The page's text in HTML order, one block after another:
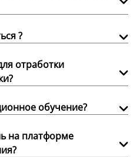
?
отработки
обучение?
на платформе